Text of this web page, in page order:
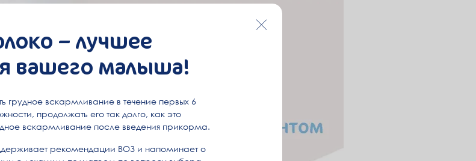
– лучшее
вашего малыша!
грудное вскармливание в течение первых 6
продолжать его так долго, как это
вскармливание после введения прикорма.
рекомендации ВОЗ и напоминает о